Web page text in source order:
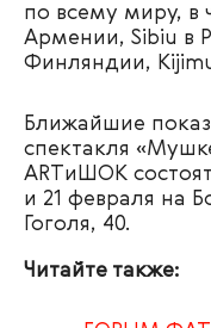
по всему миру, в
Армении, Sibiu в
Финляндии,
Ближайшие
спектакля
ARTи ШОК состоят
и 21 февраля на
Гоголя, 40.
Читайте также: